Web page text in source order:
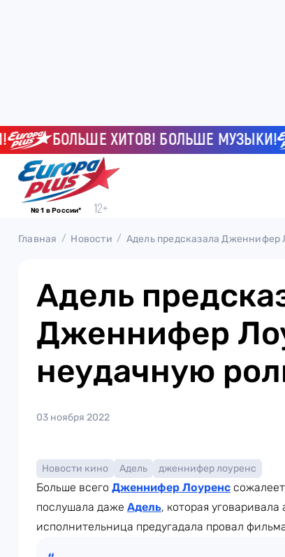
БОЛЬШЕ ХИТОВ! БОЛЬШЕ МУЗЫКИ!
№ 1 в России*
Главная Новости Адель предсказала Дженнифер
Адель
Дженнифер
неудачную
03 ноября 2022
Новости кино Адель дженнифер лоуренс
Больше всего Дженнифер Лоуренс
послушала даже Адель, которая
исполнительница предугадала провал